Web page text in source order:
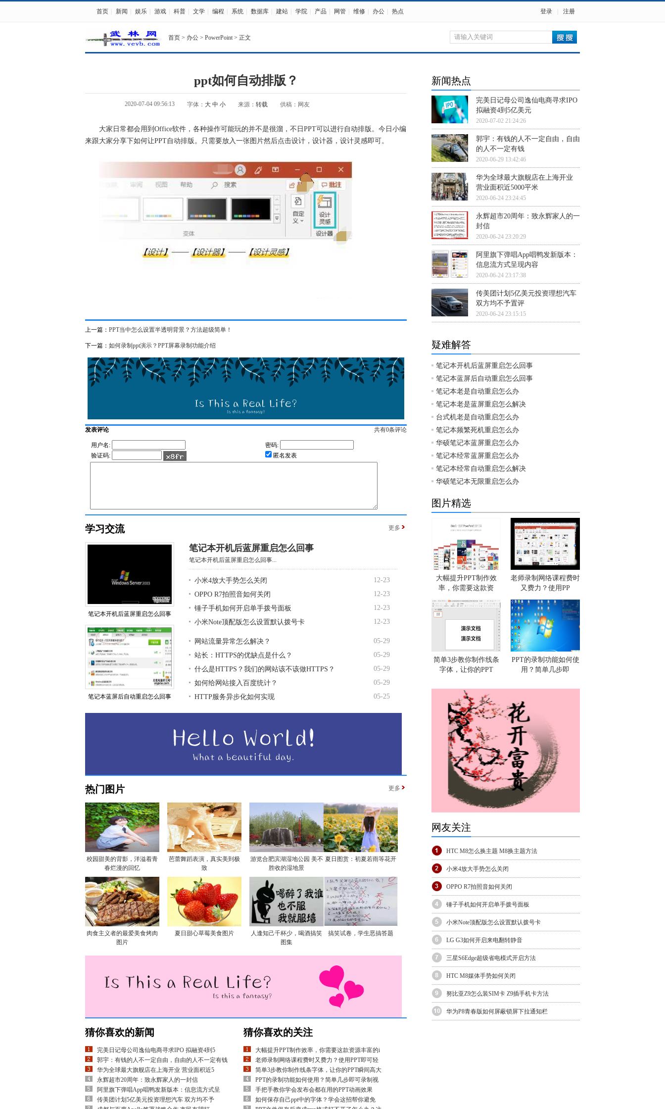
首页 新闻 娱乐 游戏 科普 文学 编程 系统 数据库 建站 学院 产品 网管 维修 办公 热点 登录 注册
首页 > 办公 > PowerPoint > 正文
ppt如何自动排版？
2020-07-04 09:56:13 字体： 大 中 小 来源： 转载 供稿：网友
大家日常都会用到Office软件，各种操作可能玩的并不是很溜，不日PPT可以进行自动排版。今日小编
来跟大家分享下如何让PPT自动排版。只需要放入一张图片然后点击设计，设计器，设计灵感即可。
上一篇： PPT当中怎么设置半透明背景？方法超级简单！
下一篇： 如何录制ppt演示？PPT屏幕录制功能介绍
发表评论 共有0条评论
用户名:
密码:
验证码:
匿名发表
学习交流 更多
笔记本开机后蓝屏重启怎么回事
笔记本蓝屏后自动重启怎么回事
笔记本开机后蓝屏重启怎么回事
笔记本开机后蓝屏重启怎么回事...
小米4放大手势怎么关闭
12-23
OPPO R7拍照音如何关闭
12-23
锤子手机如何开启单手拨号面板
12-23
小米Note顶配版怎么设置默认拨号卡
12-23
网站流量异常怎么解决？
05-29
站长：HTTPS的优缺点是什么？
05-29
什么是HTTPS？我们的网站该不该做HTTPS？
05-29
如何给网站接入百度统计？
05-29
HTTP服务异步化如何实现
05-25
热门图片 更多
校园甜美的背影，洋溢着青
春烂漫的回忆
芭蕾舞蹈表演，真实美到极
致
游览合肥滨湖湿地公园 美不
胜收的湿地景
夏日图赏：初夏若雨等花开
肉食主义者的最爱美食烤肉
图片
夏日甜心草莓美食图片
人逢知己千杯少，喝酒搞笑
图集
搞笑试卷，学生恶搞答题
猜你喜欢的新闻
完美日记母公司逸仙电商寻求IPO 拟融资4到5
郭宇：有钱的人不一定自由，自由的人不一定有钱
华为全球最大旗舰店在上海开业 营业面积近5
永辉超市20周年：致永辉家人的一封信
阿里旗下弹唱App唱鸭发新版本：信息流方式呈
传美团计划5亿美元投资理想汽车 双方均不予
猜你喜欢的关注
大幅提升PPT制作效率，你需要这款资源丰富的i
老师录制网络课程费时又费力？使用PPT即可轻
简单3步教你制作线条字体，让你的PPT瞬间高大
PPT的录制功能如何使用？简单几步即可录制视
手把手教你学会发布会都在用的PPT动画效果
如何保存自己ppt中的字体？学会这招帮你避免
新闻热点
完美日记母公司逸仙电商寻求IPO
拟融资4到5亿美元
2020-07-02 21:24:26
郭宇：有钱的人不一定自由，自由
的人不一定有钱
2020-06-29 13:42:46
华为全球最大旗舰店在上海开业
营业面积近5000平米
2020-06-24 23:24:45
永辉超市20周年：致永辉家人的一
封信
2020-06-24 23:20:29
阿里旗下弹唱App唱鸭发新版本：
信息流方式呈现内容
2020-06-24 23:17:38
传美团计划5亿美元投资理想汽车
双方均不予置评
2020-06-24 23:15:15
疑难解答
笔记本开机后蓝屏重启怎么回事
笔记本蓝屏后自动重启怎么回事
笔记本老是自动重启怎么办
笔记本老是蓝屏重启怎么解决
台式机老是自动重启怎么办
笔记本频繁死机重启怎么办
华硕笔记本蓝屏重启怎么办
笔记本经常蓝屏重启怎么办
笔记本经常自动重启怎么解决
华硕笔记本无限重启怎么办
图片精选
大幅提升PPT制作效
率，你需要这款资
老师录制网络课程费时
又费力？使用PP
简单3步教你制作线条
字体，让你的PPT
PPT的录制功能如何使
用？简单几步即
网友关注
HTC M8怎么换主题 M8换主题方法
小米4放大手势怎么关闭
OPPO R7拍照音如何关闭
锤子手机如何开启单手拨号面板
小米Note顶配版怎么设置默认拨号卡
LG G3如何开启来电翻转静音
三星S6Edge超级省电模式开启方法
HTC M8媒体手势如何关闭
努比亚Z9怎么装SIM卡 Z9插手机卡方法
华为P8青春版如何屏蔽锁屏下拉通知栏